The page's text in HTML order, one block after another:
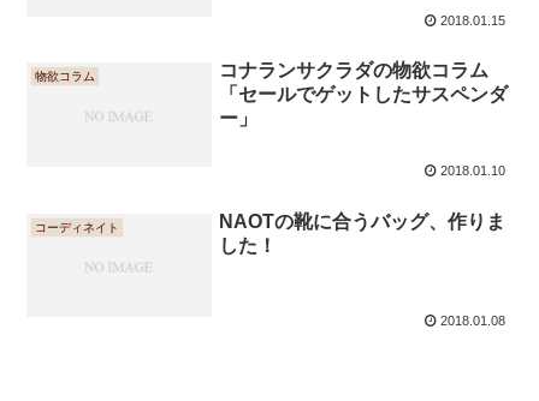
2018.01.15
物欲コラム
コナランサクラダの物欲コラム
「セールでゲットしたサスペンダ
ー」
2018.01.10
コーディネイト
NAOTの靴に合うバッグ、作りま
した！
2018.01.08